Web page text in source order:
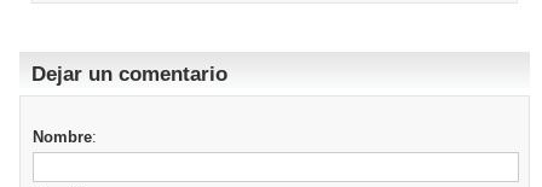
Dejar un comentario
Nombre: